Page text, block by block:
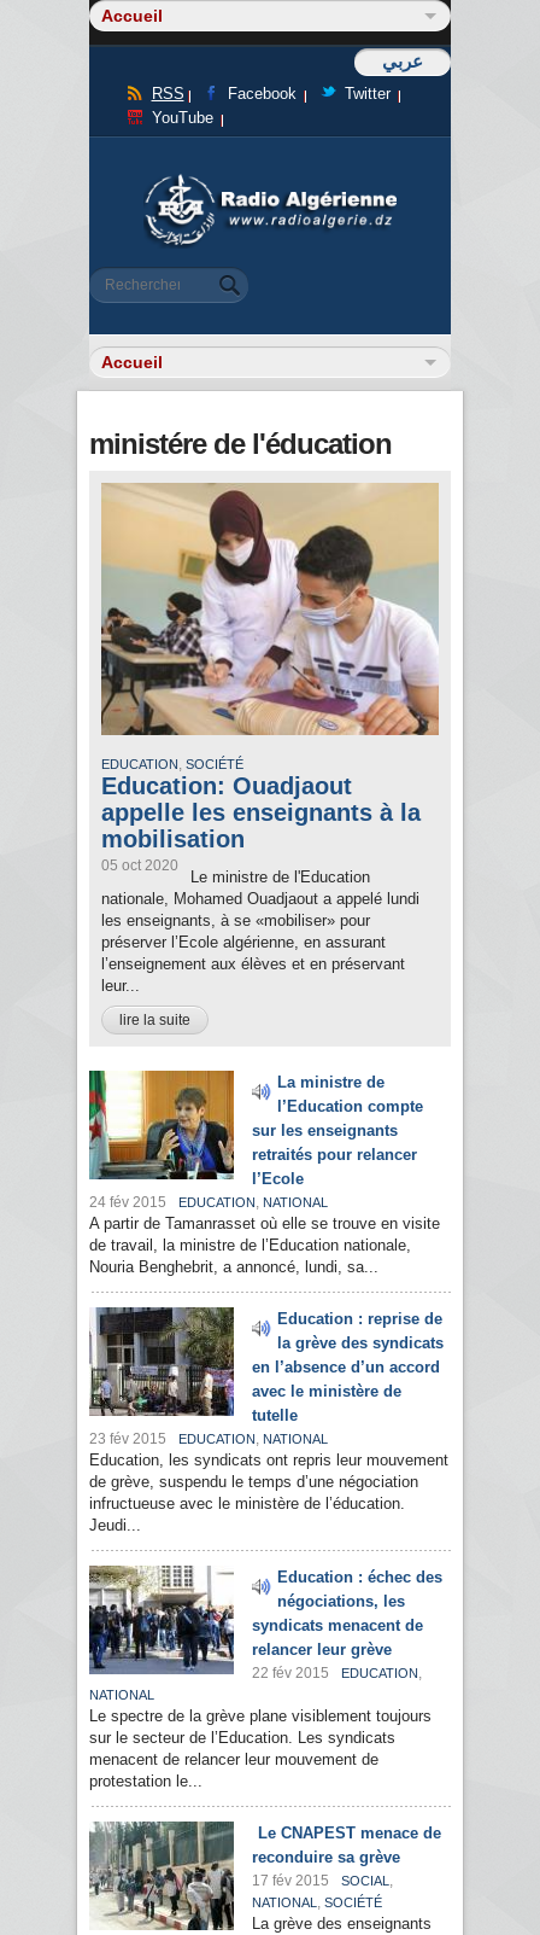
عربي
RSS Facebook
Twitter
YouTube
Formulaire de recherche
Rechercher
ministére de l'éducation
EDUCATION , SOCIÉTÉ
Education: Ouadjaout
appelle les enseignants à la
mobilisation
05 oct 2020
Le ministre de l'Education
nationale, Mohamed Ouadjaout a appelé lundi
les enseignants, à se «mobiliser» pour
préserver l’Ecole algérienne, en assurant
l’enseignement aux élèves et en préservant
leur...
lire la suite
La ministre de
l’Education compte
sur les enseignants
retraités pour relancer
l’Ecole
24 fév 2015 EDUCATION , NATIONAL
A partir de Tamanrasset où elle se trouve en visite
de travail, la ministre de l’Education nationale,
Nouria Benghebrit, a annoncé, lundi, sa...
Education : reprise de
la grève des syndicats
en l’absence d’un accord
avec le ministère de
tutelle
23 fév 2015 EDUCATION , NATIONAL
Education, les syndicats ont repris leur mouvement
de grève, suspendu le temps d’une négociation
infructueuse avec le ministère de l’éducation.
Jeudi...
Education : échec des
négociations, les
syndicats menacent de
relancer leur grève
22 fév 2015 EDUCATION ,
NATIONAL
Le spectre de la grève plane visiblement toujours
sur le secteur de l’Education. Les syndicats
menacent de relancer leur mouvement de
protestation le...
Le CNAPEST menace de
reconduire sa grève
17 fév 2015 SOCIAL ,
NATIONAL , SOCIÉTÉ
La grève des enseignants